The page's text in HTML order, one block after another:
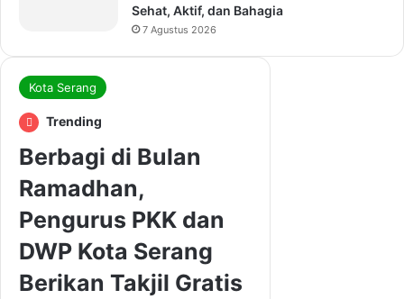
Sehat, Aktif, dan Bahagia
7 Agustus 2026